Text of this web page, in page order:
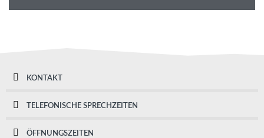
KONTAKT
TELEFONISCHE SPRECHZEITEN
ÖFFNUNGSZEITEN